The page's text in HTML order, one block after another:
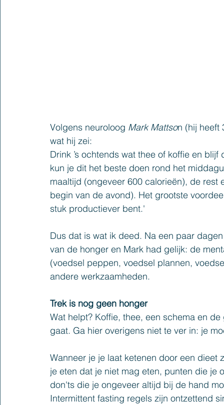
Volgens neuroloog Mark Mattson (hij heeft
wat hij zei:
Drink ’s ochtends wat thee of koffie en
kun je dit het beste doen rond het
maaltijd (ongeveer 600 calorieën), de
begin van de avond). Het grootste
stuk productiever bent.'
Dus dat is wat ik deed. Na een paar
van de honger en Mark had gelijk: de
(voedsel peppen, voedsel plannen,
andere werkzaamheden.
Trek is nog geen honger
Wat helpt? Koffie, thee, een schema en
gaat. Ga hier overigens niet te ver in: je
Wanneer je je laat ketenen door een
je eten dat je niet mag eten, punten die je
don'ts die je ongeveer altijd bij de hand
Intermittent fasting regels zijn ontzettend